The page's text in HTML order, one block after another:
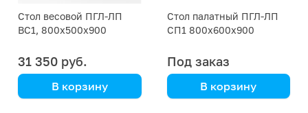
Стол весовой ПГЛ-ЛП
ВС1, 800х500х900
31 350 руб.
В корзину
Стол палатный ПГЛ-ЛП
СП1 800х600х900
Под заказ
В корзину